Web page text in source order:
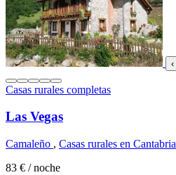
‹
Casas rurales completas
Las Vegas
Camaleño , Casas rurales en Cantabria
83 € / noche